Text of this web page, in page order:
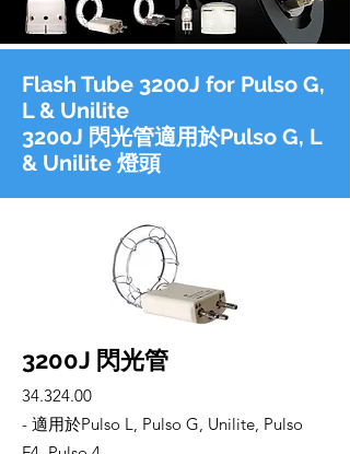
Flash Tube 3200J for Pulso G,
L & Unilite
3200J 閃光管適用於Pulso G, L
& Unilite 燈頭
3200J 閃光管
34.324.00
- 適用於Pulso L, Pulso G, Unilite, Pulso